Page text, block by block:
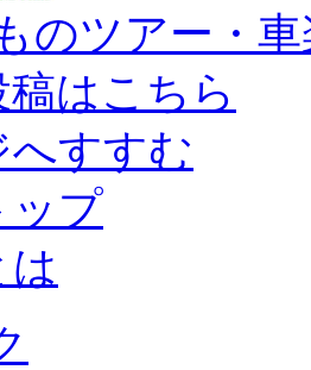
のツアー・
はこちら
すすむ
ップ
は